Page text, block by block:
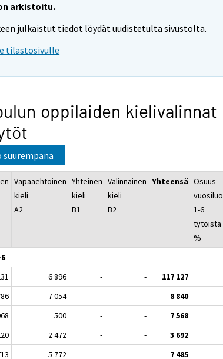
arkistoitu.
julkaistut tiedot löydät uudistetulta sivustolta.
tilastosivulle
oppilaiden kielivalinnat
suurempana
Vapaaehtoinen
kieli
A2
Yhteinen
kieli
B1
Valinnainen
kieli
B2
Yhteensä Osuus
1-6
tytöistä
%
6 896 - - 117 127
7 054 - - 8 840
500 - - 7 568
2 472 - - 3 692
5 772 - - 7 485